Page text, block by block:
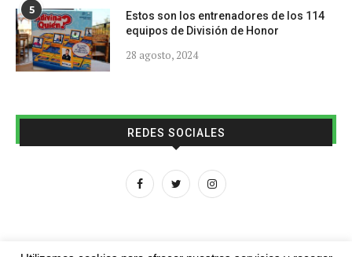
5
Estos son los entrenadores de los 114
equipos de División de Honor
28 agosto, 2024
REDES SOCIALES